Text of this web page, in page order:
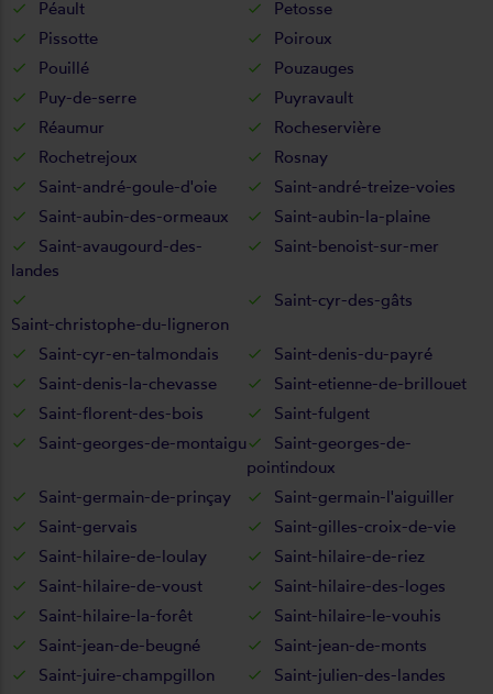
Péault
Petosse
Pissotte
Poiroux
Pouillé
Pouzauges
Puy-de-serre
Puyravault
Réaumur
Rocheservière
Rochetrejoux
Rosnay
Saint-andré-goule-d'oie
Saint-andré-treize-voies
Saint-aubin-des-ormeaux
Saint-aubin-la-plaine
Saint-avaugourd-des-
landes
Saint-benoist-sur-mer
Saint-christophe-du-ligneron
Saint-cyr-des-gâts
Saint-cyr-en-talmondais
Saint-denis-du-payré
Saint-denis-la-chevasse
Saint-etienne-de-brillouet
Saint-florent-des-bois
Saint-fulgent
Saint-georges-de-montaigu
Saint-georges-de-
pointindoux
Saint-germain-de-prinçay
Saint-germain-l'aiguiller
Saint-gervais
Saint-gilles-croix-de-vie
Saint-hilaire-de-loulay
Saint-hilaire-de-riez
Saint-hilaire-de-voust
Saint-hilaire-des-loges
Saint-hilaire-la-forêt
Saint-hilaire-le-vouhis
Saint-jean-de-beugné
Saint-jean-de-monts
Saint-juire-champgillon
Saint-julien-des-landes